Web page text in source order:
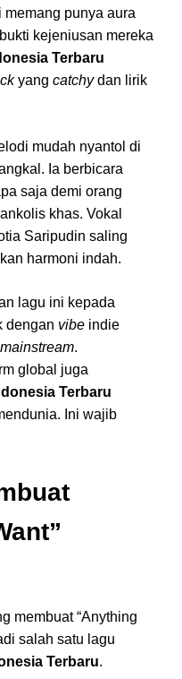
punya aura
kejeniusan mereka
Terbaru
yang catchydan lirik
mudah nyantol di
Ia berbicara
saja demi orang
khas. Vokal
Saripudin saling
harmoni indah.
lagu ini kepada
dengan vibe indie
mainstream.
global juga
Terbaru
Ini wajib
membuat “Anything
salah satu lagu
Terbaru.